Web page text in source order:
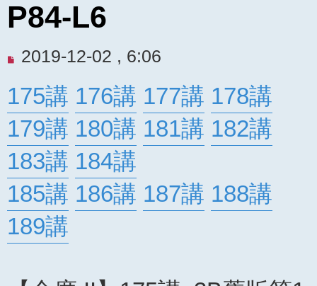
P84-L6
未
讀
文
章
2019-12-02 , 6:06
175講 176講 177講 178講
179講 180講 181講 182講
183講 184講
185講 186講 187講 188講
189講